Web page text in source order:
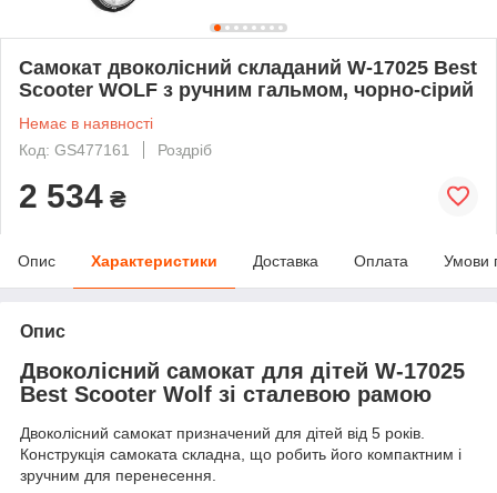
Самокат двоколісний складаний W-17025 Best
Scooter WOLF з ручним гальмом, чорно-сірий
Немає в наявності
Код: GS477161
Роздріб
2 534 ₴
Опис Характеристики Доставка Оплата Умови
Опис
Двоколісний самокат для дітей W-17025
Best Scooter Wolf зі сталевою рамою
Двоколісний самокат призначений для дітей від 5 років.
Конструкція самоката складна, що робить його компактним і
зручним для перенесення.